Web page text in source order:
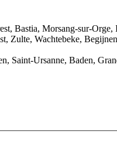
Bastia, Morsang-sur-
Zulte, Wachtebeke,
Saint-Ursanne, Baden,